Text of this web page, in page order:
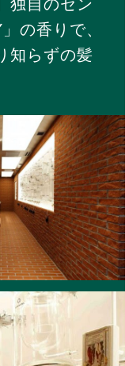
独自のセン
の香りで、
知らずの髪